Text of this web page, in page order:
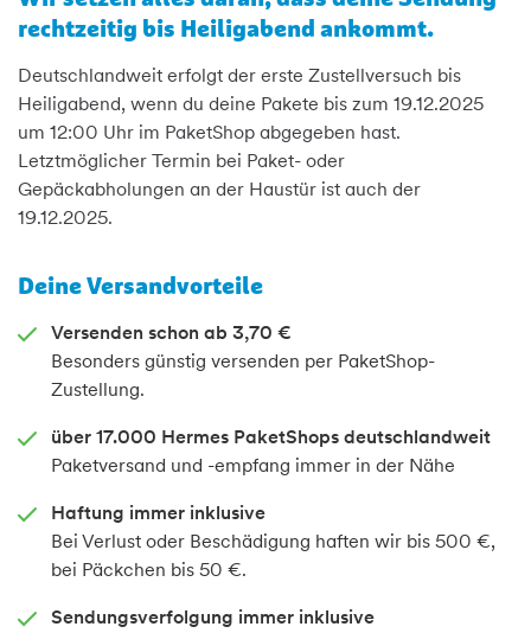
rechtzeitig bis Heiligabend ankommt.
Deutschlandweit erfolgt der erste Zustellversuch bis
Heiligabend, wenn du deine Pakete bis zum 19.12.2025
um 12:00 Uhr im PaketShop abgegeben hast.
Letztmöglicher Termin bei Paket- oder
Gepäckabholungen an der Haustür ist auch der
19.12.2025.
Deine Versandvorteile
Versenden schon ab 3,70 €
Besonders günstig versenden per PaketShop-
Zustellung.
über 17.000 Hermes PaketShops deutschlandweit
Paketversand und -empfang immer in der Nähe
Haftung immer inklusive
Bei Verlust oder Beschädigung haften wir bis 500 €,
bei Päckchen bis 50 €.
Sendungsverfolgung immer inklusive